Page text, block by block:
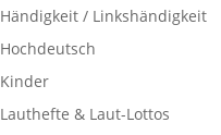
Händigkeit / Linkshändigkeit
Hochdeutsch
Kinder
Lauthefte & Laut-Lottos